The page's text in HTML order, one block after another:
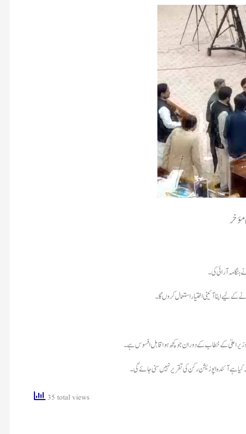
مؤخر
آرائی کی۔
لیے اپنا آئینی اختیار استعمال کروں گا۔
وزیراعلیٰ کے خطاب کے دوران جو کچھ ہوا قابل افسوس ہے۔
ہے آئندہ اپوزیشن رکن کی تقریر نہیں سنی جائے گی۔
35 total views